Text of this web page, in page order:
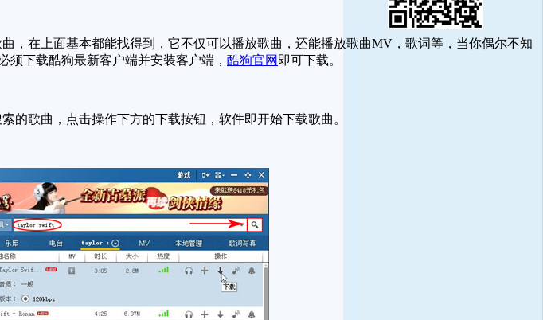
在上面基本都能找得到，它不仅可以播放歌曲，还能播放歌曲MV，歌词等，当你偶尔不知
下载酷狗最新客户端并安装客户端， 酷狗官网 即可下载。
歌曲，点击操作下方的下载按钮，软件即开始下载歌曲。